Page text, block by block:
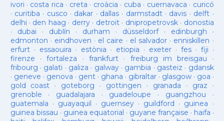
ivori · costa rica · creta · croàcia · cuba · cuernavaca · curicó
· curitiba · cusco · dakar · dallas · darmstadt· davis · delft ·
delhi · den haag · derry· detroit· dnipropetrovsk· donostia
· dubai · dublín · durham · düsseldorf· edinburgh ·
edmonton · eindhoven · el caire · el salvador · enniskillen ·
erfurt· essaouira · estònia · etiopia · exeter· fes· fiji ·
firenze ·fortaleza · frankfurt· freiburg im breisgau ·
fribourg · galati · galiza · galway· gambia · gasteiz · gdansk
· geneve · genova · gent· ghana · gibraltar· glasgow· goa ·
gold coast · goteborg · gottingen · granada · graz ·
grenoble · guadalajara · guadeloupe · guangzhou ·
guatemala · guayaquil · guernsey· guildford · guinea ·
guinea bissau · guinea equatorial · guyane française · haifa ·